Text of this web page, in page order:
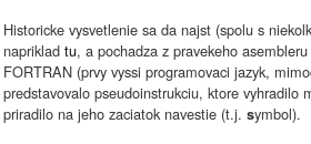
Historicke vysvetlenie sa da najst (spolu s
napriklad tu, a pochadza z pravekeho
FORTRAN (prvy vyssi programovaci jazyk,
predstavovalo pseudoinstrukciu, ktore vyhradilo
priradilo na jeho zaciatok navestie (t.j. symbol).